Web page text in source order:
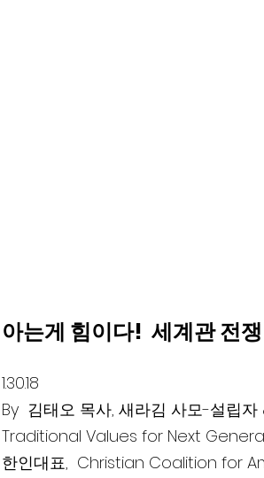
아는게 힘이다!  세계관 전쟁
1.30.18
By  김태오 목사, 새라김 사모-설립자
Traditional Values for Next
한인대표,  Christian Coalition for